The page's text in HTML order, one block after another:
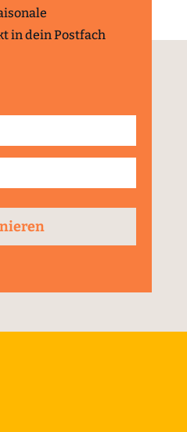
in dein Postfach